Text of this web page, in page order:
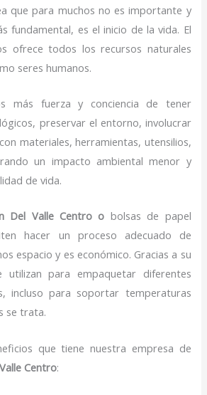
que para muchos no es importante y
fundamental, es el inicio de la vida. El
ofrece todos los recursos naturales
seres humanos.
más fuerza y conciencia de tener
preservar el entorno, involucrar
materiales, herramientas, utensilios,
un impacto ambiental menor y
de vida.
Del Valle Centro o bolsas de papel
hacer un proceso adecuado de
espacio y es económico. Gracias a su
utilizan para empaquetar diferentes
incluso para soportar temperaturas
se trata.
que tiene nuestra empresa de
Centro: